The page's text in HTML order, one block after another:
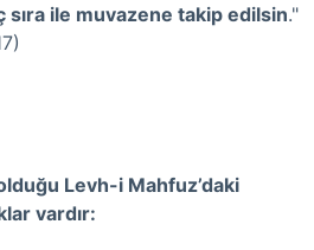
sıra ile muvazene takip edilsin."
Levh-i Mahfuz’daki
vardır: